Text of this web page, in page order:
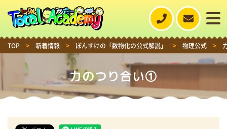
TOP > 新着情報 > ぽんすけの「数物化の公式解説」 > 物理公式 >
力のつり合い①